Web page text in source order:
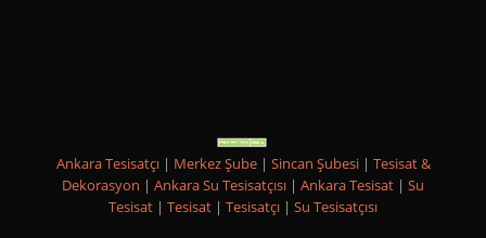
Ankara Tesisatçı| Merkez Şube| Sincan Şubesi| Tesisat &
Dekorasyon | Ankara Su Tesisatçısı | Ankara Tesisat | Su
Tesisat | Tesisat | Tesisatçı | Su Tesisatçısı